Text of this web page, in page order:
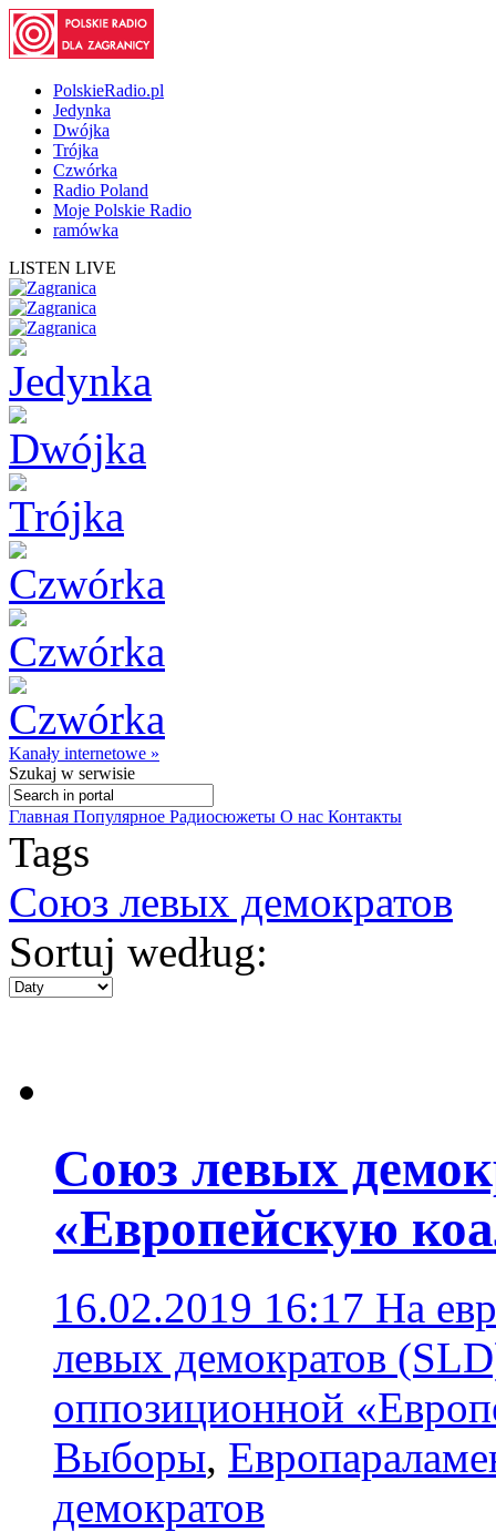
PolskieRadio.pl
Jedynka
Dwójka
Trójka
Czwórka
Radio Poland
Moje Polskie Radio
ramówka
LISTEN LIVE
Kanały internetowe »
Szukaj w serwisie
Главная Популярное Радиосюжеты О нас Контакты
Tags
Союз левых демократов
Sortuj według:
Союз левых
«Европейскую
16.02.2019 16:17 На
левых демократов
оппозиционной
Выборы,
демократов